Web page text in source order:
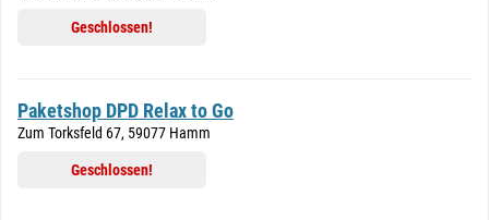
Geschlossen!
Paketshop DPD Relax to Go
Zum Torksfeld 67, 59077 Hamm
Geschlossen!